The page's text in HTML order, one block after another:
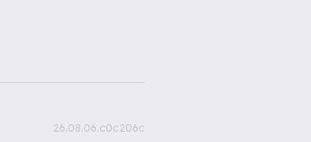
26.08.06.c0c206c